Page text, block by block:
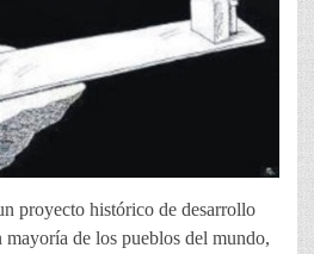
proyecto histórico de desarrollo
mayoría de los pueblos del mundo,